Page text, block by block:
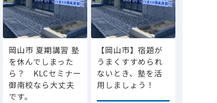
岡山市 夏期講習 塾
を休んでしまった
ら？ KLCセミナー
御南校なら大丈夫
です。
【岡山市】宿題が
うまくすすめられ
ないとき、塾を活
用しましょう！